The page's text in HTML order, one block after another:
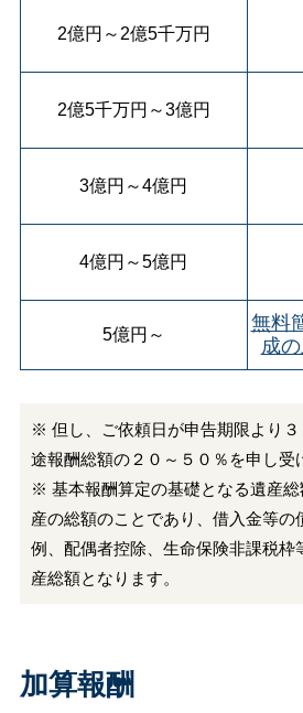
2億円 ～ 2億5千万円
2億5千万円 ～3億円
3億円 ～4億円
4億円 ～ 5億円
5億円 ～
無料
成
※ 但し、ご依頼日が申告期限より３
途報酬総額の２０～５０％を申し受
※ 基本報酬算定の基礎となる遺産
産の総額のことであり、借入金等の
例、配偶者控除、生命保険非課税枠
産総額となります。
加算報酬